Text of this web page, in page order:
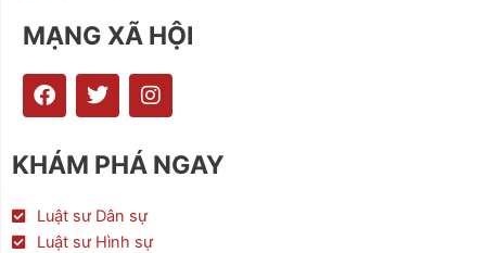
MẠNG XÃ HỘI
F
a
e
b
o
k
T
w
t
t
r
I
n
t
a
a
KHÁM PHÁ NGAY
Luật sư Dân sự
Luật sư Hình sự